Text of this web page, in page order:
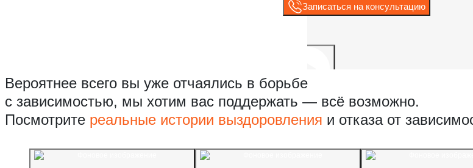
Записаться на консультацию
Вероятнее всего вы уже отчаялись в борьбе
с зависимостью, мы хотим вас поддержать — всё возможно.
Посмотрите реальные истории выздоровления и отказа от